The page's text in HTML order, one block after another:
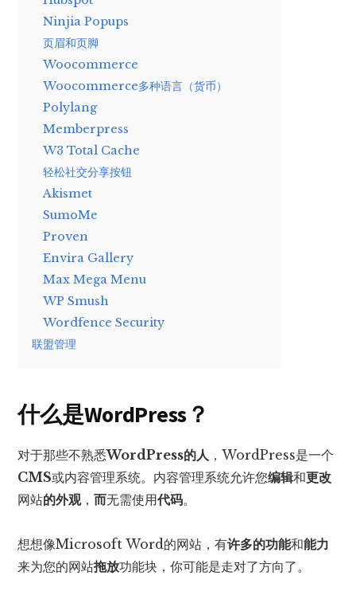
Ninjia Popups
页眉和页脚
Woocommerce
Woocommerce多种语言（货币）
Polylang
Memberpress
W3 Total Cache
轻松社交分享按钮
Akismet
SumoMe
Proven
Envira Gallery
Max Mega Menu
WP Smush
Wordfence Security
联盟管理
什么是WordPress？
对于那些不熟悉WordPress的人 ，WordPress是一个
CMS或内容管理系统。内容管理系统允许您编辑和更改
网站的外观，而无需使用代码。
想想像Microsoft Word的网站，有许多的功能和能力
来为您的网站拖放功能块，你可能是走对了方向了。